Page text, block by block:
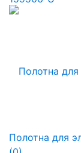
Полотна для